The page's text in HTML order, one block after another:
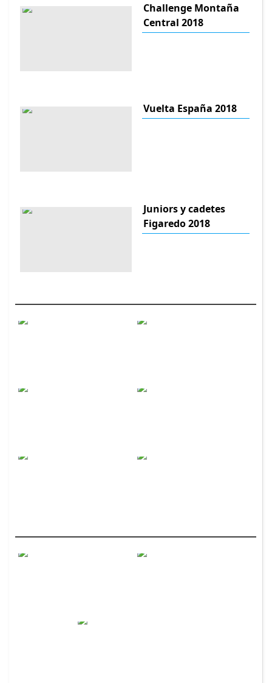
Challenge Montaña
Central 2018
Vuelta España 2018
Juniors y cadetes
Figaredo 2018